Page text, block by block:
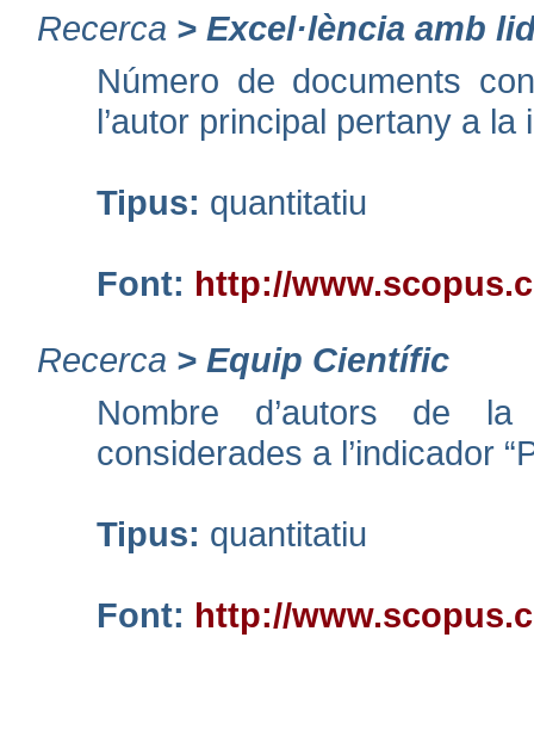
Recerca > Excel·lència amb
Número de documents
l’autor principal pertany a la
Tipus: quantitatiu
Font: http://
Recerca > Equip Científic
Nombre d’autors de la
considerades a l’indicador
Tipus: quantitatiu
Font: http://